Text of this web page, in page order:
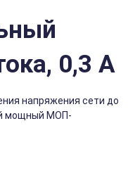
0,3 А
напряжения сети до
мощный МОП-